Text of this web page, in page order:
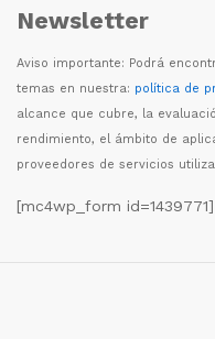
Newsletter
Aviso importante: Podrá
temas en nuestra: política de
alcance que cubre, la evaluació
rendimiento, el ámbito de
proveedores de servicios
[mc4wp_form id=1439771]